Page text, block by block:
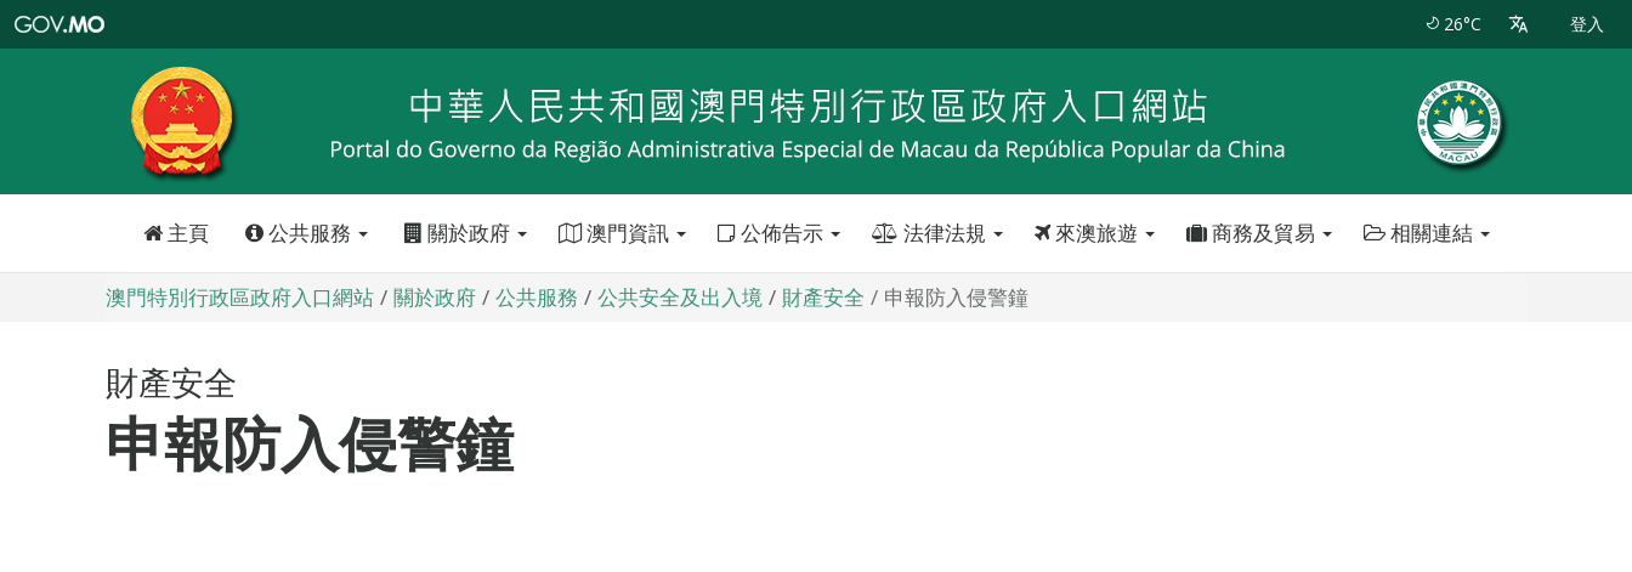
特
政
區
政
口
26°C 登入
主頁 公共服務 關於政府 澳門資訊 公佈告示 法律法規 來澳旅遊 商務及貿易 相關連結
澳門特別行政區政府入口網站 關於政府 公共服務 公共安全及出入境 財產安全 申報防入侵警鐘
財產安全
申報防入侵警鐘